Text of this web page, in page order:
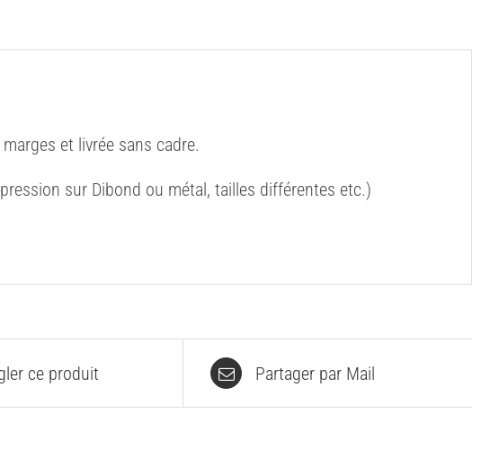
et livrée sans cadre.
sur Dibond ou métal, tailles différentes etc.)
ce produit Partager par Mail